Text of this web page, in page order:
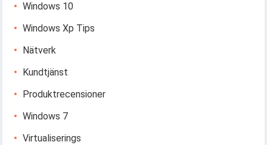
Windows 10
Windows Xp Tips
Nätverk
Kundtjänst
Produktrecensioner
Windows 7
Virtualiserings